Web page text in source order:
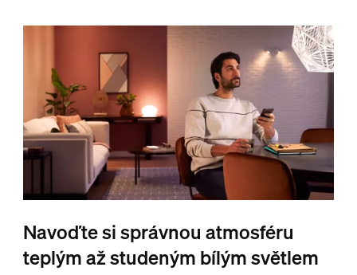
Navoďte si správnou atmosféru
teplým až studeným bílým světlem